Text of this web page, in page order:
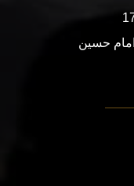
حسین